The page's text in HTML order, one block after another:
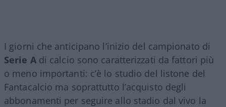
I giorni che anticipano l’inizio del campionato di
Serie Adi calcio sono caratterizzati da fattori più
o meno importanti: c’è lo studio del listone del
Fantacalcio ma soprattutto l’acquisto degli
abbonamenti per seguire allo stadio dal vivo la